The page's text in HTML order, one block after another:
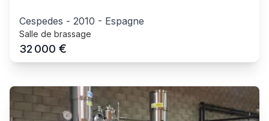
Cespedes - 2010 - Espagne
Salle de brassage
32 000 €